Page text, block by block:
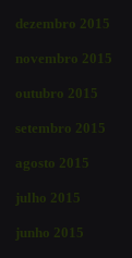
dezembro 2015
novembro 2015
outubro 2015
setembro 2015
agosto 2015
julho 2015
junho 2015